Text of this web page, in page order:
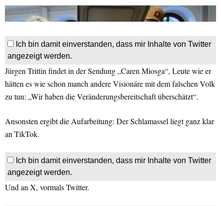
Ich bin damit einverstanden, dass mir Inhalte von Twitter
angezeigt werden.
Jürgen Trittin findet in der Sendung „Caren Miosga“, Leute wie er
hätten es wie schon manch andere Visionäre mit dem falschen Volk
zu tun: „Wir haben die Veränderungsbereitschaft überschätzt“.
Ansonsten ergibt die Aufarbeitung: Der Schlamassel liegt ganz klar
an TikTok.
Ich bin damit einverstanden, dass mir Inhalte von Twitter
angezeigt werden.
Und an X, vormals Twitter.